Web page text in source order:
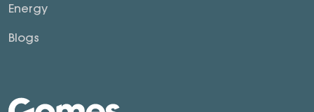
Energy
Blogs